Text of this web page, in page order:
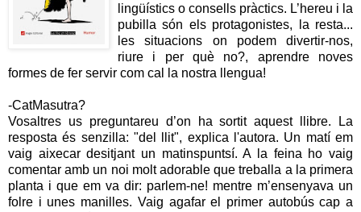
lingüístics o consells pràctics. L’hereu i la
pubilla són els protagonistes, la resta...
les situacions on podem divertir-nos,
riure i per què no?, aprendre noves
formes de fer servir com cal la nostra llengua!
-CatMasutra?
Vosaltres us preguntareu d’on ha sortit aquest llibre. La
resposta és senzilla: "del llit", explica l'autora. Un matí em
vaig aixecar desitjant un matinspuntsí. A la feina ho vaig
comentar amb un noi molt adorable que treballa a la primera
planta i que em va dir: parlem-ne! mentre m’ensenyava un
folre i unes manilles. Vaig agafar el primer autobús cap a